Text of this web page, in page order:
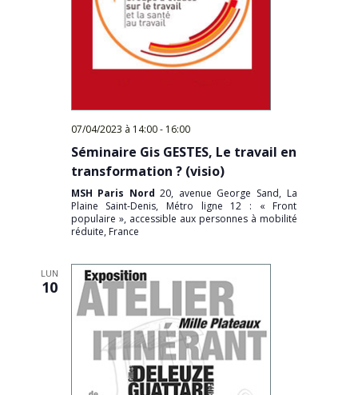
07/04/2023 à 14:00- 16:00
Séminaire Gis GESTES, Le travail en
transformation ? (visio)
MSH Paris Nord20, avenue George Sand, La
Plaine Saint-Denis, Métro ligne 12 : « Front
populaire », accessible aux personnes à mobilité
réduite, France
LUN
10